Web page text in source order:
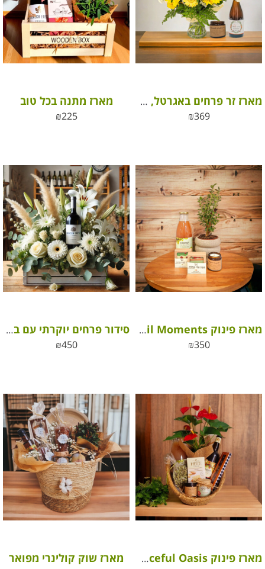
מארז זר פרחים באגרטל, סיידר תפוחים אלכוהולי ומפנק ונר טבעי 100% שעוות סויה
₪369
מארז מתנה בכל טוב
₪225
מארז פינוק Tranquil Moments
₪350
סידור פרחים יוקרתי עם בקבוק יין קברנה סוביניון – דרך ארץ
₪450
מארז פינוק box Peaceful Oasis
מארז שוק קולינרי מפואר